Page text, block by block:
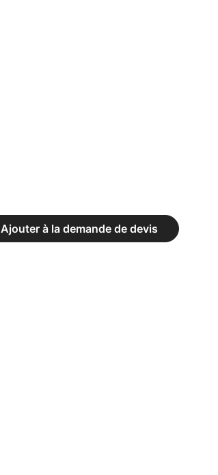
Ajouter à la demande de devis